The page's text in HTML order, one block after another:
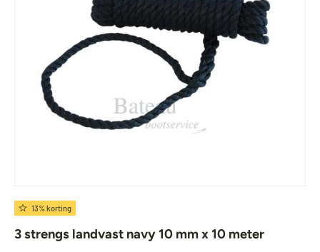
13% korting
3 strengs landvast navy 10 mm x 10 meter